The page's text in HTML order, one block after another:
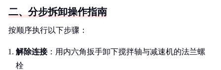
二、分步拆卸操作指南
按顺序执行以下步骤：
解除连接：用内六角扳手卸下搅拌轴与减速机的法兰螺
栓